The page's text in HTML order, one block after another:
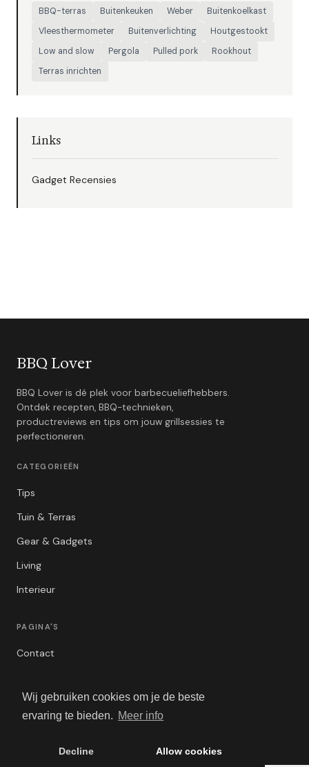
Wij gebruiken cookies om je de beste
ervaring te bieden. Meer info
Decline Allow cookies
BBQ-terras Buitenkeuken Weber
Buitenkoelkast
Vleesthermometer
Buitenverlichting
Houtgestookt
Low and slow
Pergola Pulled pork
Rookhout
Terras inrichten
Links
Gadget Recensies
BBQ Lover
BBQ Lover is dé plek voor barbecueliefhebbers.
Ontdek recepten, BBQ-technieken,
productreviews en tips om jouw grillsessies te
perfectioneren.
CATEGORIEËN
Tips
Tuin & Terras
Gear & Gadgets
Living
Interieur
PAGINA'S
Contact
Algemene Voorwaarden
Adverteren